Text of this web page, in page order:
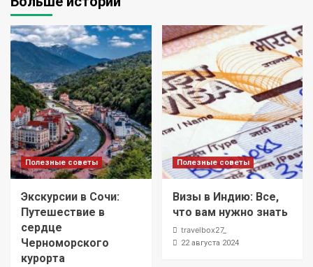
Полезные советы
Экскурсии в Сочи:
Путешествие в
сердце
Черноморского
курорта
Полезные советы
Визы в Индию: Все,
что вам нужно знать
travelbox27_
22 августа 2024